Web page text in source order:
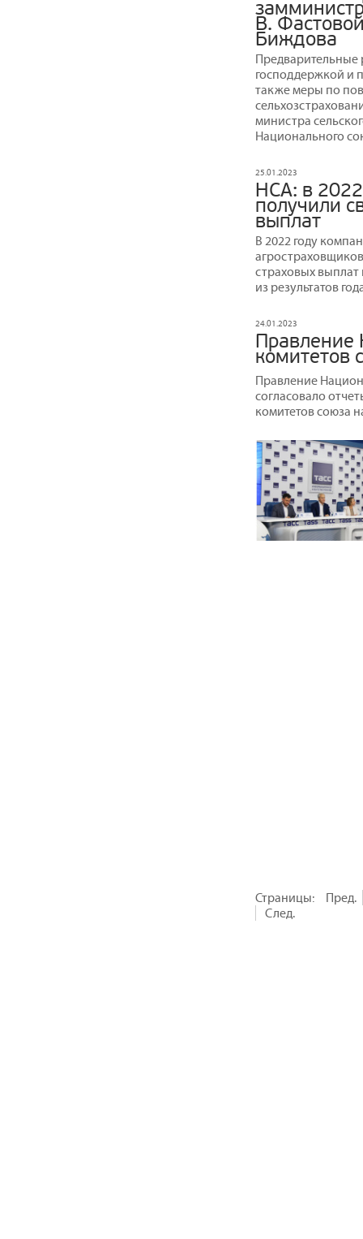
В.
Биждова
Предварительные
господдержкой и
также меры по
министра
Национального
25.01.2023
НСА: в
получили
выплат
В 2022 году
страховых выплат
из результатов
24.01.2023
Правление
комитетов
Правление
согласовало
комитетов союза
Страницы:
Пред.
След.